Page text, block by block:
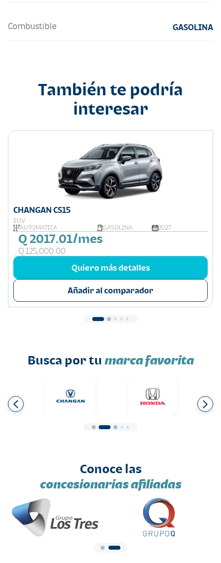
Combustible GASOLINA
También te podría
interesar
CHANGAN CS15
SUV
AUTOMATICA
GASOLINA 2027
Q 2017.01/mes
Q 125,000.00
Quiero más detalles
Añadir al comparador
Busca por tu marca favorita
Conoce las
concesionarias afiliadas